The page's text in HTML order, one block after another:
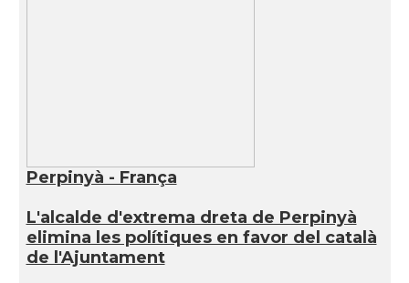
Perpinyà - França
L'alcalde d'extrema dreta de Perpinyà
elimina les polítiques en favor del català
de l'Ajuntament